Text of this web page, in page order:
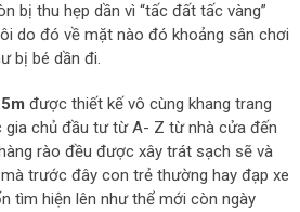
bị thu hẹp dần vì “tấc đất tấc vàng”
do đó về mặt nào đó khoảng sân chơi
bị bé dần đi.
được thiết kế vô cùng khang trang
chủ đầu tư từ A- Z từ nhà cửa đến
rào đều được xây trát sạch sẽ và
trước đây con trẻ thường hay đạp xe
tìm hiện lên như thể mới còn ngày